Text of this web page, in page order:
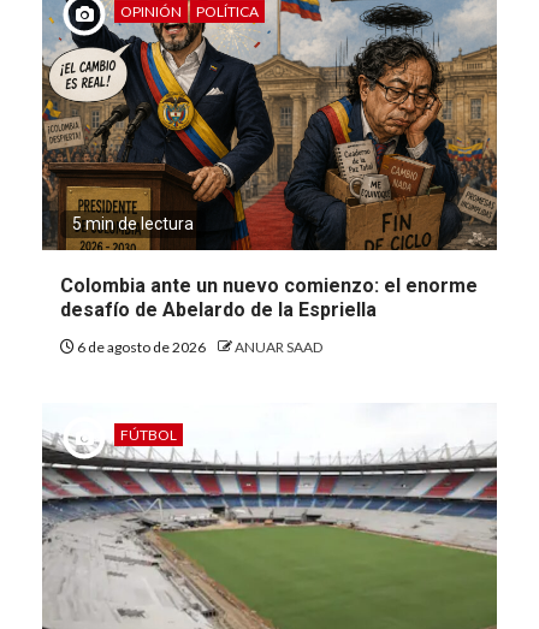
OPINIÓN POLÍTICA
5 min de lectura
Colombia ante un nuevo comienzo: el enorme
desafío de Abelardo de la Espriella
6 de agosto de 2026 ANUAR SAAD
FÚTBOL